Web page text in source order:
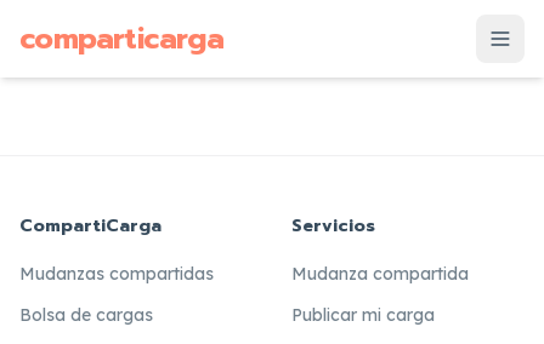
comparticarga
CompartiCarga
Mudanzas compartidas
Bolsa de cargas
Servicios
Mudanza compartida
Publicar mi carga